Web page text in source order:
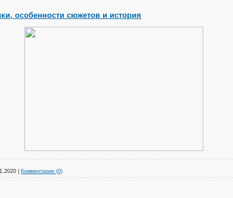
особенности сюжетов и история
Комментарии (0)